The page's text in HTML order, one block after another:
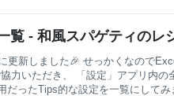
覧 - 和風スパゲティのレ
更新しました🎉 せっかくなので
力いただき、 「設定」アプリ内の
だったTips的な設定を一覧にしてみ